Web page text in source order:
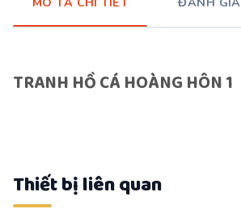
TRANH HỒ CÁ HOÀNG HÔN 1
Thiết bị liên quan